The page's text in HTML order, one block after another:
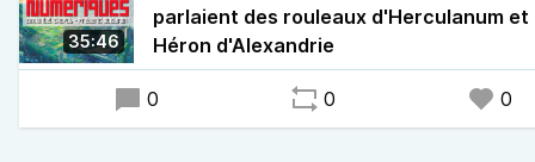
35:46
parlaient des rouleaux d'Herculanum et
Héron d'Alexandrie
0 0 0